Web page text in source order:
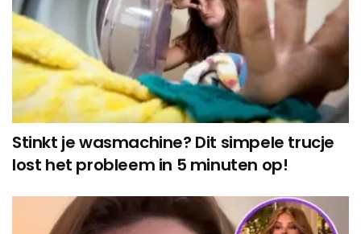
Stinkt je wasmachine? Dit simpele trucje
lost het probleem in 5 minuten op!